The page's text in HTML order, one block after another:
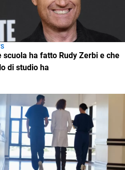
scuola ha fatto Rudy Zerbi e che
di studio ha